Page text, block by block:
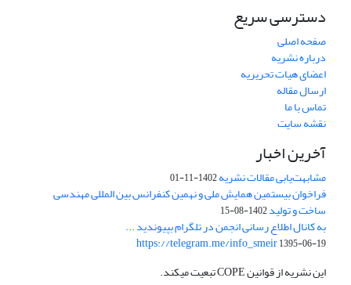
دسترسی سریع
صفحه اصلی
درباره نشریه
اعضای هیات تحریریه
ارسال مقاله
تماس با ما
نقشه سایت
آخرین اخبار
مشابهت‌یابی مقالات نشریه1402-11-01
فراخوان بیستمین همایش ملی و نهمین کنفرانس بین المللی مهندسی
ساخت و تولید1402-08-15
به کانال اطلاع رسانی انجمن در تلگرام بپیوندید ...
https://telegram.me/info_smeir1395-06-19
این نشریه از قوانین COPE تبعیت میکند.